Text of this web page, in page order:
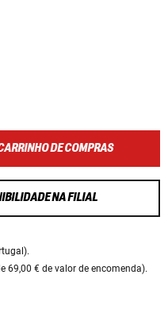
DE COMPRAS
NA FILIAL
69,00 € de valor de encomenda).